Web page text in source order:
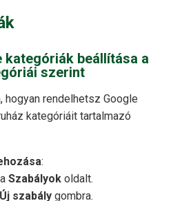
kategóriák beállítása a
szerint
hogyan rendelhetsz Google
kategóriáit tartalmazó
:
Szabályok oldalt.
Új szabály gombra.